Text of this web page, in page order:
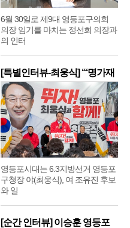
6월 30일로 제9대 영등포구의회
의장 임기를 마치는 정선희 의장과
의 인터
[특별인터뷰-최웅식] “‘명가재
영등포시대는 6.3지방선거 영등포
구청장 야(최웅식), 여 조유진 후보
와 일
[순간 인터뷰] 이승훈 영등포